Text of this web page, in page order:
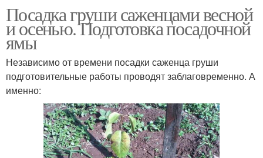
Посадка груши саженцами весной
и осенью. Подготовка посадочной
ямы
Независимо от времени посадки саженца груши
подготовительные работы проводят заблаговременно. А
именно: